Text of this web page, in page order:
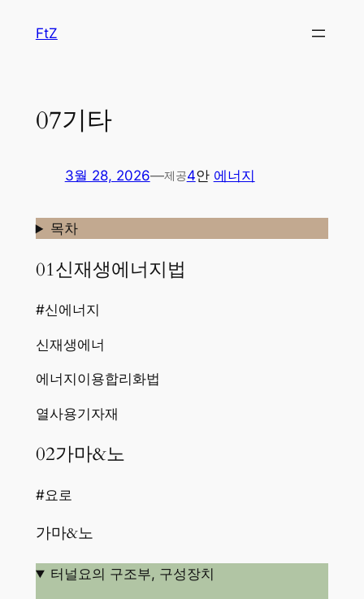
FtZ
07기타
3월 28, 2026—제공4안 에너지
목차
01신재생에너지법
#신에너지
신재생에너
에너지이용합리화법
열사용기자재
02가마&노
#요로
가마&노
터널요의 구조부, 구성장치